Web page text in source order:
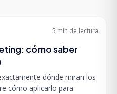
5 min de lectura
cómo saber
dónde miran los
cómo aplicarlo para